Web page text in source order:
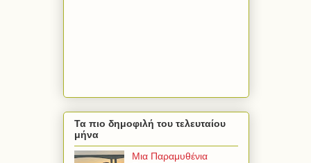
Τα πιο δημοφιλή του τελευταίου
μήνα
Μια Παραμυθένια